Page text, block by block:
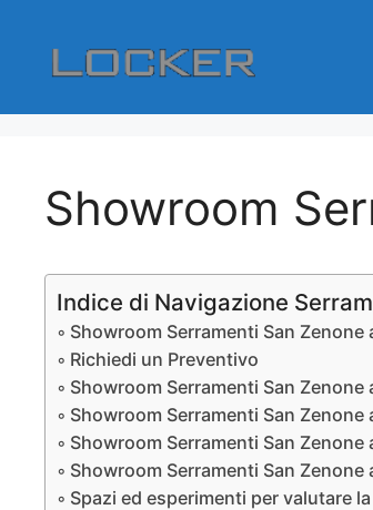
contenuto
Showroom
Indice di Navigazione
Showroom Serramenti San Zenone
Richiedi un Preventivo
Showroom Serramenti San Zenone
Showroom Serramenti San
Showroom Serramenti San
Showroom Serramenti San
Spazi ed esperimenti per valutare